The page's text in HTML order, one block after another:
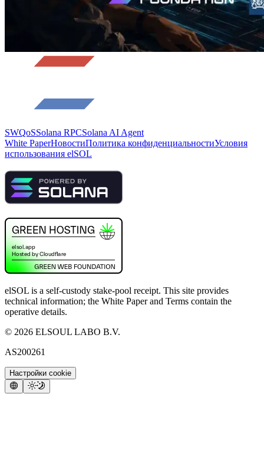
SWQoSSolana RPCSolana AI Agent
White PaperНовостиПолитика конфиденциальностиУсловия
использования elSOL
elSOL is a self-custody stake-pool receipt. This site provides
technical information; the White Paper and Terms contain the
operative details.
© 2026 ELSOUL LABO B.V.
AS200261
Настройки cookie